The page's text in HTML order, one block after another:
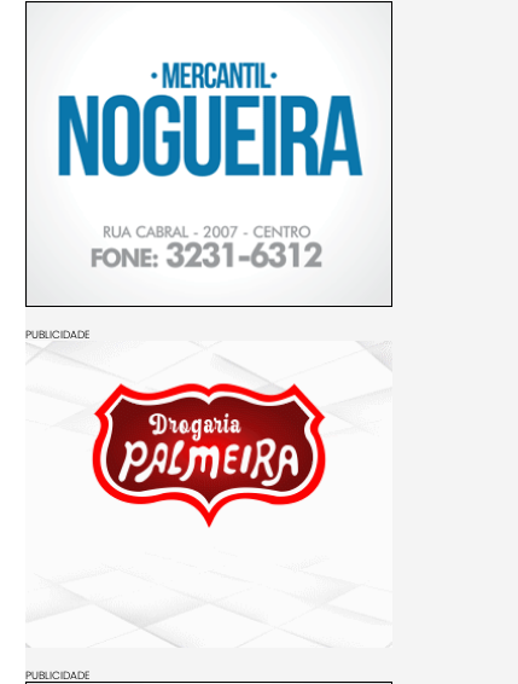
PUBLICIDADE
PUBLICIDADE